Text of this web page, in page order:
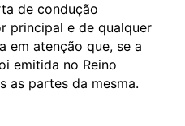
de condução
principal e de qualquer
em atenção que, se a
emitida no Reino
as partes da mesma.